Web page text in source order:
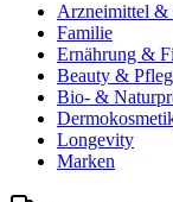
Arzneimittel &
Familie
Ernährung &
Beauty &
Bio- &
Longevity
Marken